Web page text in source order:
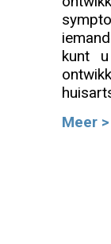
kunt
Meer >